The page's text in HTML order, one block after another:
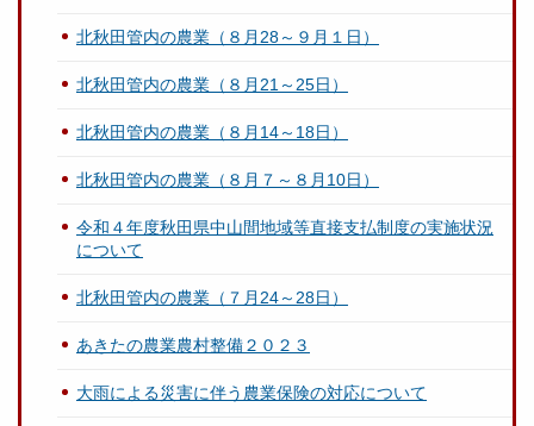
北秋田管内の農業（８月28～９月１日）
北秋田管内の農業（８月21～25日）
北秋田管内の農業（８月14～18日）
北秋田管内の農業（８月７～８月10日）
令和４年度秋田県中山間地域等直接支払制度の実施状況
について
北秋田管内の農業（７月24～28日）
あきたの農業農村整備２０２３
大雨による災害に伴う農業保険の対応について